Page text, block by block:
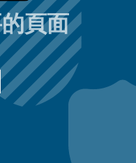
面
頁面